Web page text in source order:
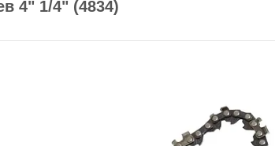
4" 1/4" (4834)